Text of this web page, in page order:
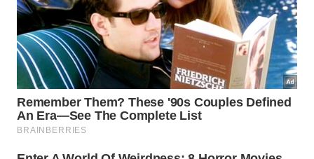
estrondoso desse conceito em diversos países. Para
ajudar a entender os principais fatores desse
sucesso, listamos os pontos mais importantes sobre
a eficácia dessas fórmulasmodernase poderosas:
Ativos ultra concentrados que quebram as
moléculas de gordura rapidamente.
Espuma duradoura que minimiza a necessidade